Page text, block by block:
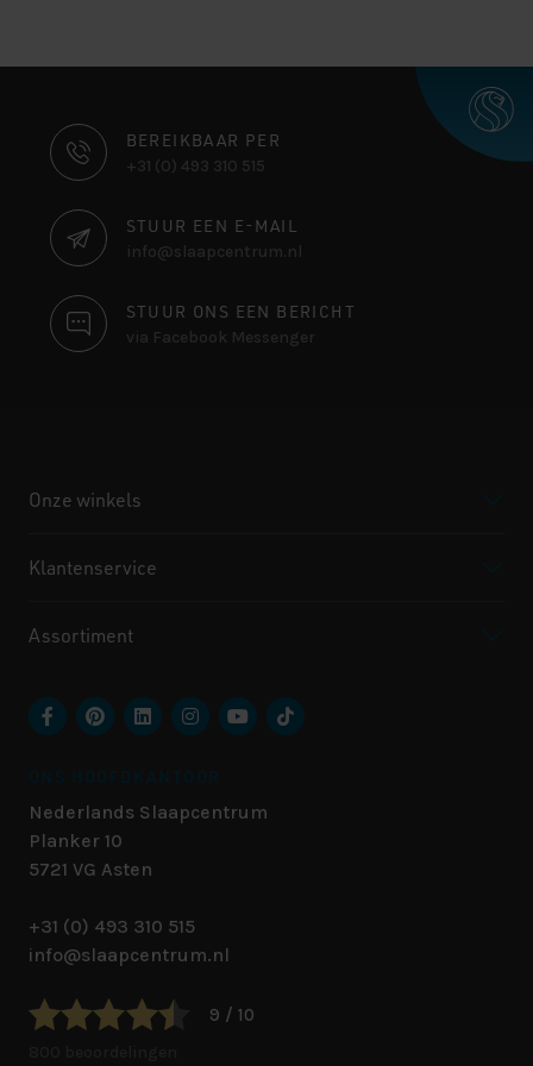
CONTACT
INFORMATIE
BEREIKBAAR PER
+31 (0) 493 310 515
STUUR EEN E-MAIL
info@slaapcentrum.nl
STUUR ONS EEN BERICHT
via Facebook Messenger
Onze winkels
Klantenservice
Assortiment
Nederlands Slaapcentrum
Planker 10
5721 VG Asten
+31 (0) 493 310 515
info@slaapcentrum.nl
9 / 10